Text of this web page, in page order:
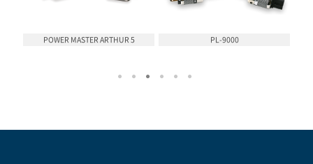
POWER MASTER ARTHUR 5 PL-9000